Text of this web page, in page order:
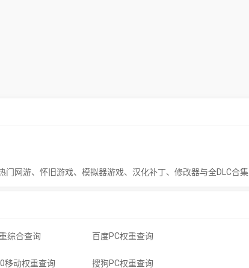
门网游、怀旧游戏、模拟器游戏、汉化补丁、修改器与全DLC合集
综合查询 百度PC权重查询
移动权重查询 搜狗PC权重查询